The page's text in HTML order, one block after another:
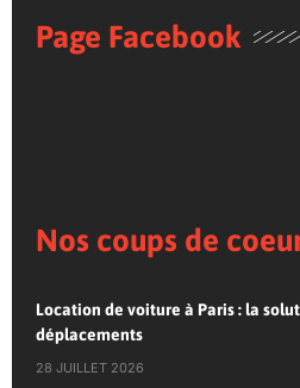
Page Facebook
Nos coups de
Location de voiture à Paris : la
déplacements
28 JUILLET 2026